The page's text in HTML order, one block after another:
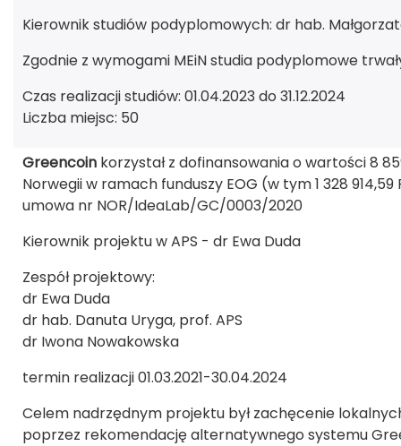
Kierownik studiów podyplomowych: dr hab.
Zgodnie z wymogami MEiN studia podyplomowe
Czas realizacji studiów: 01.04.2023 do 31.12.2024
Liczba miejsc: 50
Greencoin korzystał z dofinansowania o wartości 8
Norwegii w ramach funduszy EOG (w tym 1 328
umowa nr NOR/IdeaLab/GC/0003/2020
Kierownik projektu w APS - dr Ewa Duda
Zespół projektowy:
dr Ewa Duda
dr hab. Danuta Uryga, prof. APS
dr Iwona Nowakowska
termin realizacji 01.03.2021-30.04.2024
Celem nadrzędnym projektu był zachęcenie
poprzez rekomendację alternatywnego systemu